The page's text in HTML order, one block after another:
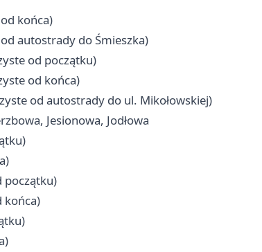
końca)
autostrady do Śmieszka)
od początku)
od końca)
od autostrady do ul. Mikołowskiej)
Jesionowa, Jodłowa